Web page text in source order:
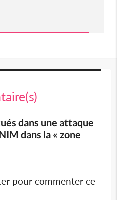
dans une attaque
dans la « zone
pour commenter ce